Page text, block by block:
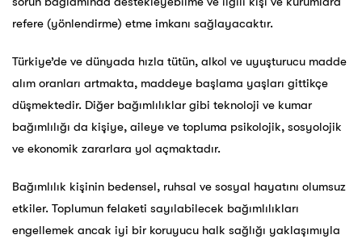
refere (yönlendirme) etme imkanı sağlayacaktır.
Türkiye’de ve dünyada hızla tütün, alkol ve uyuşturucu madde
alım oranları artmakta, maddeye başlama yaşları gittikçe
düşmektedir. Diğer bağımlılıklar gibi teknoloji ve kumar
bağımlılığı da kişiye, aileye ve topluma psikolojik, sosyolojik
ve ekonomik zararlara yol açmaktadır.
Bağımlılık kişinin bedensel, ruhsal ve sosyal hayatını olumsuz
etkiler. Toplumun felaketi sayılabilecek bağımlılıkları
engellemek ancak iyi bir koruyucu halk sağlığı yaklaşımıyla